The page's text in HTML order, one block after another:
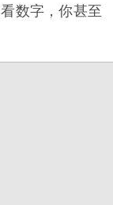
数字，你甚至